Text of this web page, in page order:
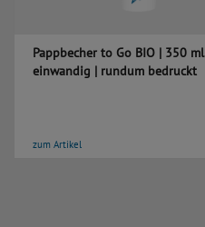
Pappbecher to Go BIO | 350 ml
einwandig | rundum bedruckt
zum Artikel